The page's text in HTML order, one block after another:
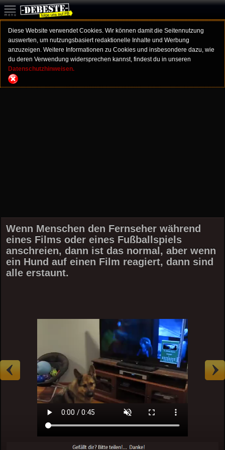
Diese Website verwendet Cookies. Wir können damit die Seitennutzung
auswerten, um nutzungsbasiert redaktionelle Inhalte und Werbung
anzuzeigen. Weitere Informationen zu Cookies und insbesondere dazu, wie
du deren Verwendung widersprechen kannst, findest du in unseren
Datenschutzhinweisen.
Wenn Menschen den Fernseher während
eines Films oder eines Fußballspiels
anschreien, dann ist das normal, aber wenn
ein Hund auf einen Film reagiert, dann sind
alle erstaunt.